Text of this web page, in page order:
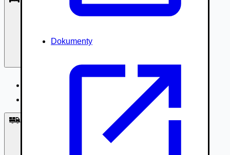
Dokumenty